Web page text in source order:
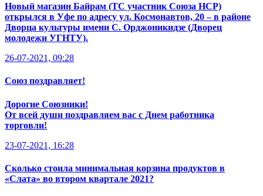
Новый магазин Байрам (ТС участник Союза НСР)
открылся в Уфе по адресу ул. Космонавтов, 20 – в районе
Дворца культуры имени С. Орджоникидзе (Дворец
молодежи УГНТУ).
26-07-2021, 09:28
Союз поздравляет!
Дорогие Союзники!
От всей души поздравляем вас с Днем работника
торговли!
23-07-2021, 16:28
Сколько стоила минимальная корзина продуктов в
«Слата» во втором квартале 2021?